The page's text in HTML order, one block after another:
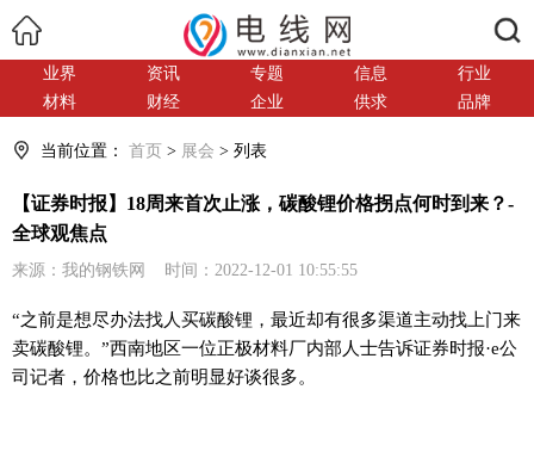
业界 资讯 专题 信息
行业
材料
财经 企业 供求 品牌
当前位置： 首页 > 展会 > 列表
【证券时报】18周来首次止涨，碳酸锂价格拐点何时到来？-
全球观焦点
来源：我的钢铁网 时间：2022-12-01 10:55:55
“之前是想尽办法找人买碳酸锂，最近却有很多渠道主动找上门来
卖碳酸锂。”西南地区一位正极材料厂内部人士告诉证券时报·e公
司记者，价格也比之前明显好谈很多。